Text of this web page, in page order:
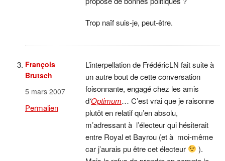
Trop naïf suis-je, peut-être.
François
Brutsch
5 mars 2007
Permalien
L’interpellation de FrédéricLN fait suite à
un autre bout de cette conversation
foisonnante, engagé chez les amis
d‘Optimum… C’est vrai que je raisonne
plutôt en relatif qu’en absolu,
m’adressant à l’électeur qui hésiterait
entre Royal et Bayrou (et à moi-même
car j’aurais pu être cet électeur
).